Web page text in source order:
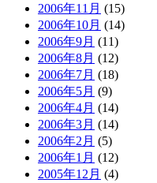
2006年11月 (15)
2006年10月 (14)
2006年9月 (11)
2006年8月 (12)
2006年7月 (18)
2006年5月 (9)
2006年4月 (14)
2006年3月 (14)
2006年2月 (5)
2006年1月 (12)
2005年12月 (4)